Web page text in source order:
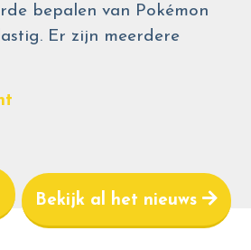
bepalen van Pokémon
Er zijn meerdere
Bekijk al het nieuws